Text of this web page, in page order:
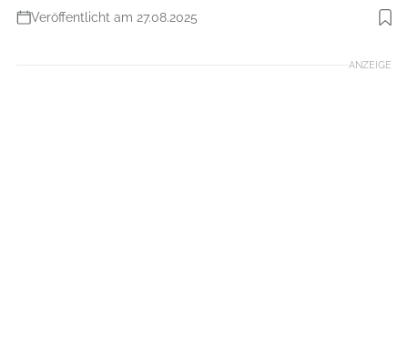
Veröffentlicht am 27.08.2025
Foto: Imago images/Kickner
ANZEIGE